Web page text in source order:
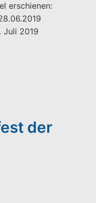
erschienen:
Juli 2019
der